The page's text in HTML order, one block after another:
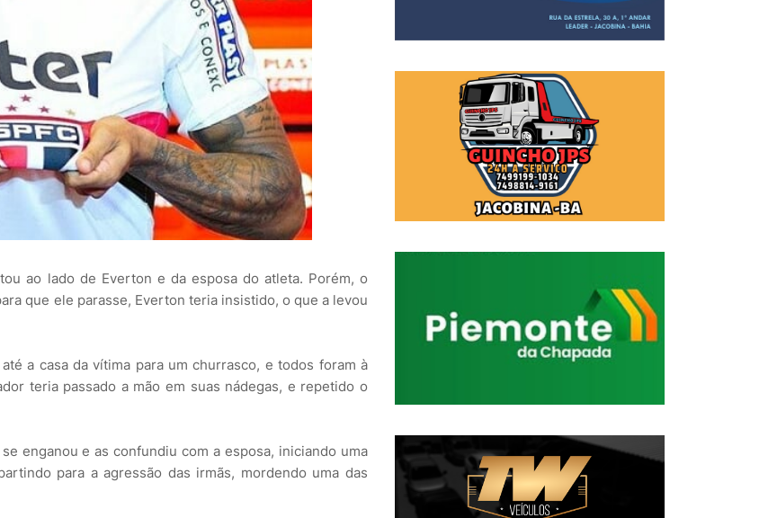
ao lado de Everton e da esposa do atleta. Porém, o
que ele parasse, Everton teria insistido, o que a levou
a casa da vítima para um churrasco, e todos foram à
teria passado a mão em suas nádegas, e repetido o
enganou e as confundiu com a esposa, iniciando uma
para a agressão das irmãs, mordendo uma das